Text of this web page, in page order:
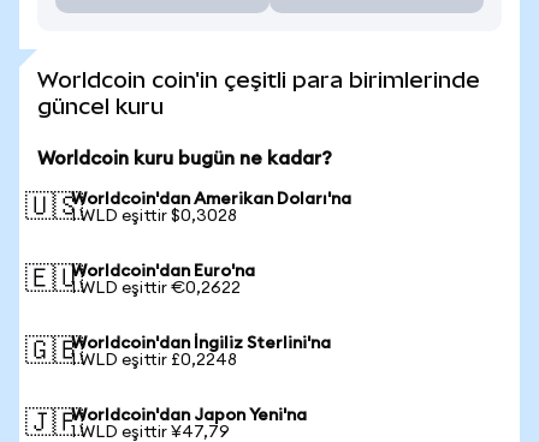
Worldcoin coin'in çeşitli para birimlerinde
güncel kuru
Worldcoin kuru bugün ne kadar?
🇺🇸Worldcoin'dan Amerikan Doları'na
1 WLD eşittir $0,3028
🇪🇺Worldcoin'dan Euro'na
1 WLD eşittir €0,2622
🇬🇧Worldcoin'dan İngiliz Sterlini'na
1 WLD eşittir £0,2248
🇯🇵Worldcoin'dan Japon Yeni'na
1 WLD eşittir ¥47,79